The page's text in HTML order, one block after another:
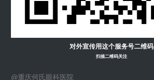
对外宣传用这个服务号二维码
扫描二维码关注
@重庆何氏眼科医院